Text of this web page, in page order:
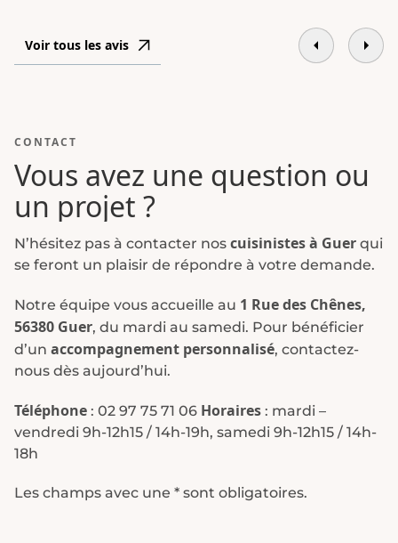
Voir tous les avis
CONTACT
Vous avez une question ou
un projet ?
N’hésitez pas à contacter nos cuisinistes à Guer qui
se feront un plaisir de répondre à votre demande.
Notre équipe vous accueille au 1 Rue des Chênes,
56380 Guer, du mardi au samedi. Pour bénéficier
d’un accompagnement personnalisé, contactez-
nous dès aujourd’hui.
Téléphone : 02 97 75 71 06 Horaires : mardi –
vendredi 9h-12h15 / 14h-19h, samedi 9h-12h15 / 14h-
18h
Les champs avec une * sont obligatoires.